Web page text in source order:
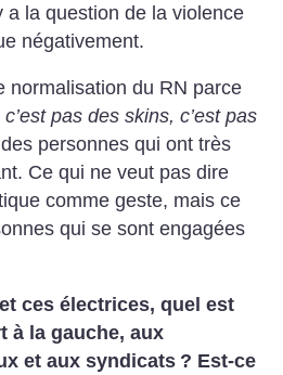
a la question de la violence
négativement.
normalisation du RN parce
pas des skins, c’est pas
personnes qui ont très
Ce qui ne veut pas dire
comme geste, mais ce
qui se sont engagées
ces électrices, quel est
à la gauche, aux
et aux syndicats ? Est-ce